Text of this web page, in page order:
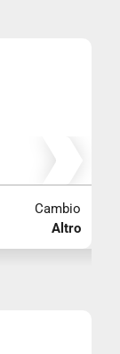
Cambio
Altro